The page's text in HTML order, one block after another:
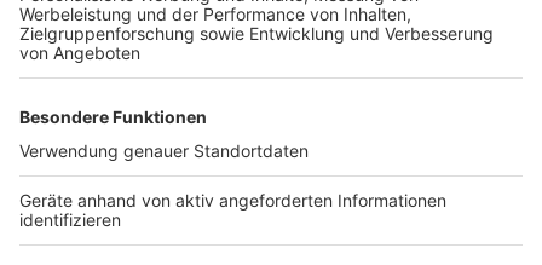
strammer Spaziergang ist laut Froböse ein erster
Schritt in die richtige Richtung: "Das Allerwichtigste
ist: Du musst dich zu Beginn subjektiv unterfordert
fühlen. Da musst du danach pfeifend unter der Dusche
morgen wieder.' So gewinnt man langsam ein bisschen
den Mut und auch die positive Stimmung und
Einstellung dazu."